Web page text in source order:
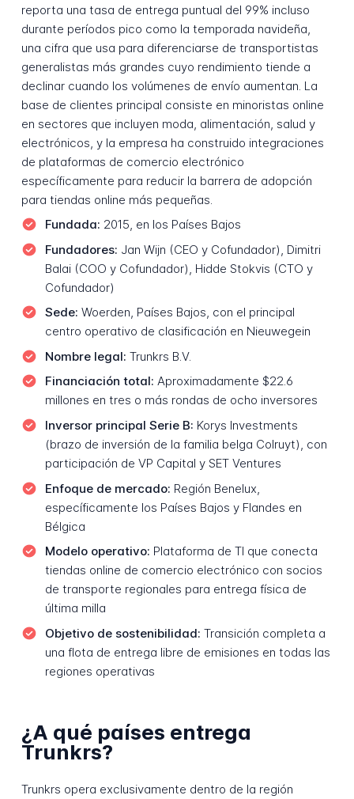
reporta una tasa de entrega puntual del 99% incluso
durante períodos pico como la temporada navideña,
una cifra que usa para diferenciarse de transportistas
generalistas más grandes cuyo rendimiento tiende a
declinar cuando los volúmenes de envío aumentan. La
base de clientes principal consiste en minoristas online
en sectores que incluyen moda, alimentación, salud y
electrónicos, y la empresa ha construido integraciones
de plataformas de comercio electrónico
específicamente para reducir la barrera de adopción
para tiendas online más pequeñas.
Fundada: 2015, en los Países Bajos
Fundadores: Jan Wijn (CEO y Cofundador), Dimitri
Balai (COO y Cofundador), Hidde Stokvis (CTO y
Cofundador)
Sede: Woerden, Países Bajos, con el principal
centro operativo de clasificación en Nieuwegein
Nombre legal: Trunkrs B.V.
Financiación total: Aproximadamente $22.6
millones en tres o más rondas de ocho inversores
Inversor principal Serie B: Korys Investments
(brazo de inversión de la familia belga Colruyt), con
participación de VP Capital y SET Ventures
Enfoque de mercado: Región Benelux,
específicamente los Países Bajos y Flandes en
Bélgica
Modelo operativo: Plataforma de TI que conecta
tiendas online de comercio electrónico con socios
de transporte regionales para entrega física de
última milla
Objetivo de sostenibilidad: Transición completa a
una flota de entrega libre de emisiones en todas las
regiones operativas
¿A qué países entrega
Trunkrs?
Trunkrs opera exclusivamente dentro de la región